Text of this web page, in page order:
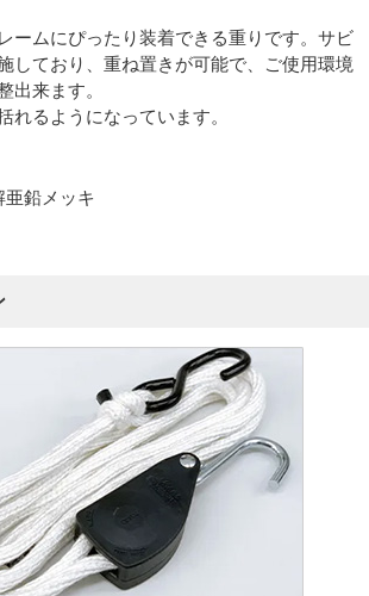
ームにぴったり装着できる重りです。サビ
しており、重ね置きが可能で、ご使用環境
出来ます。
れるようになっています。
亜鉛メッキ